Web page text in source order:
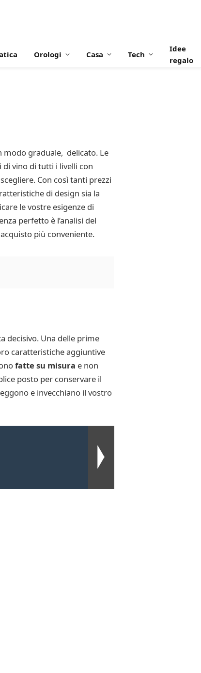
Orologi Casa Tech
Idee
regalo
modo graduale, delicato. Le
vino di tutti i livelli con
Con così tanti prezzi
di design sia la
le vostre esigenze di
perfetto è l’analisi del
più conveniente.
decisivo. Una delle prime
caratteristiche aggiuntive
fatte su misura e non
posto per conservare il
e invecchiano il vostro